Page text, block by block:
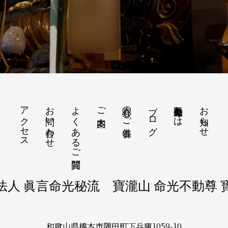
お知らせ
命光不動尊とは
ブログ
真心のご供養
ご案内
よくあるご質問
お問い合わせ
アクセス
人 眞言命光秘流 寶瀧山 命光不動尊